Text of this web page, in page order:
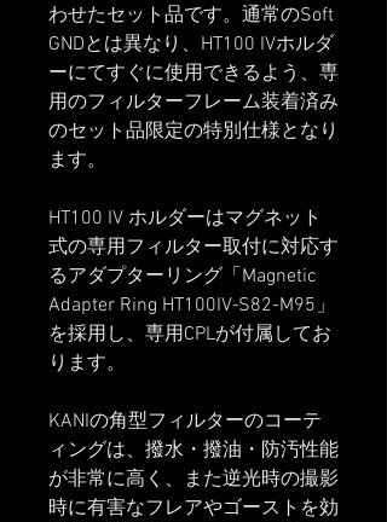
わせたセット品です。通常のSoft
GNDとは異なり、HT100 IVホルダ
ーにてすぐに使用できるよう、専
用のフィルターフレーム装着済み
のセット品限定の特別仕様となり
ます。
HT100 IV ホルダーはマグネット
式の専用フィルター取付に対応す
るアダプターリング「Magnetic
Adapter Ring HT100IV-S82-M95」
を採用し、専用CPLが付属してお
ります。
KANIの角型フィルターのコーテ
ィングは、撥水・撥油・防汚性能
が非常に高く、また逆光時の撮影
時に有害なフレアやゴーストを効